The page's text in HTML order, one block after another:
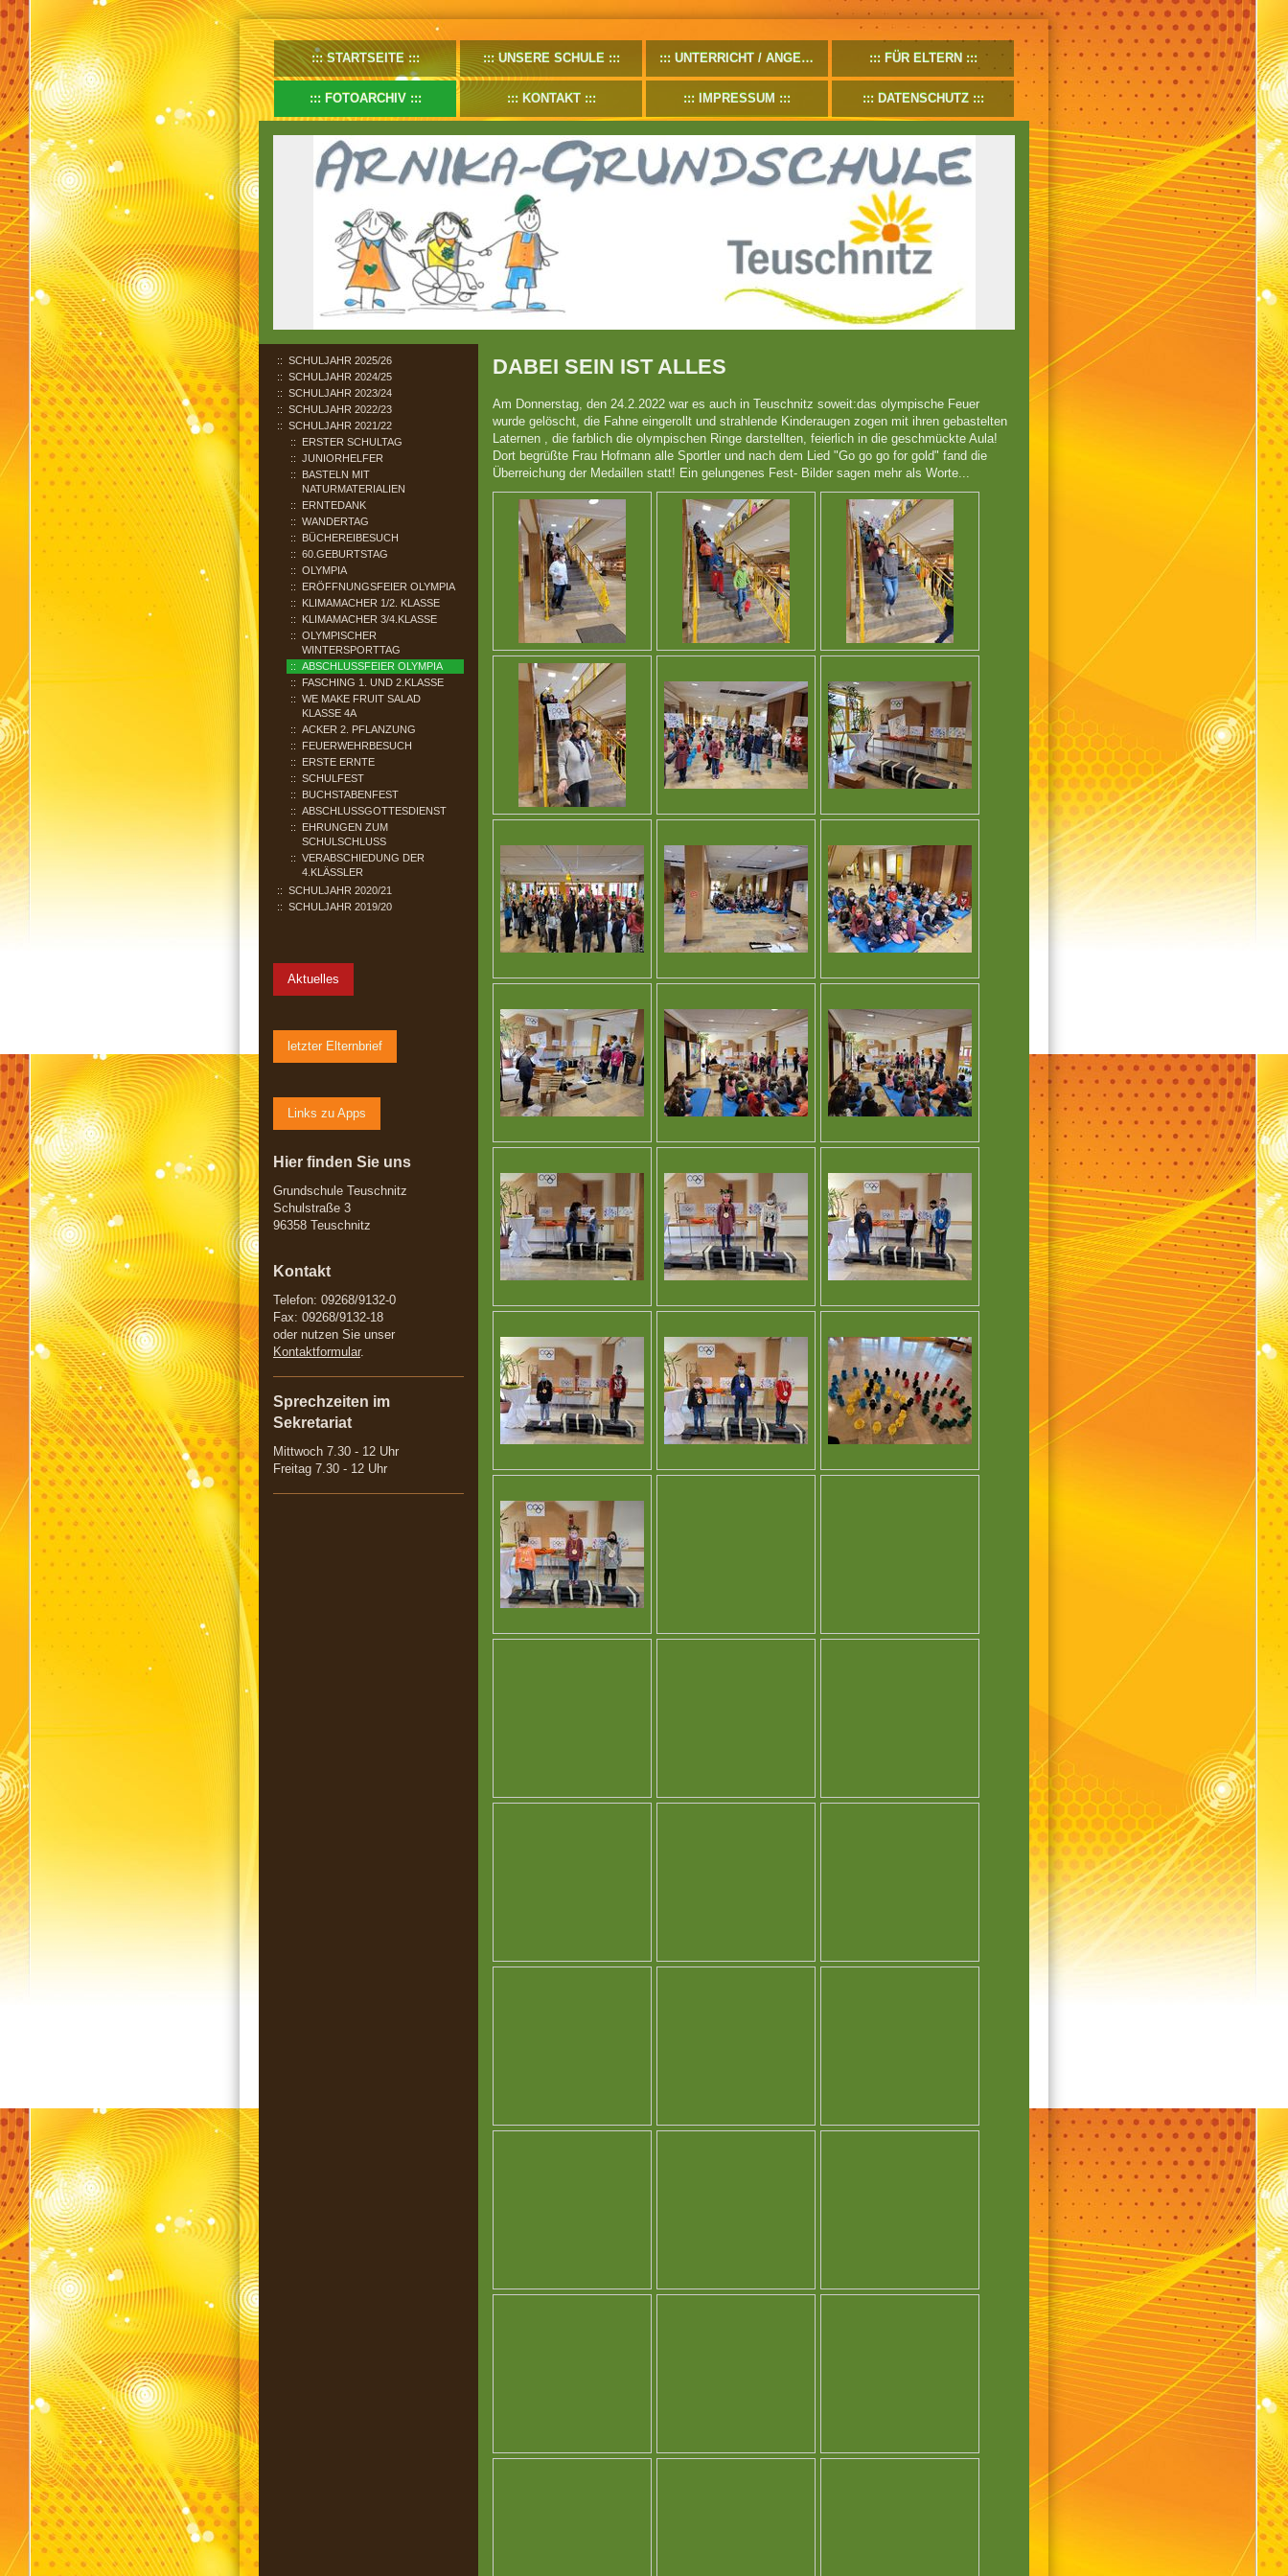
STARTSEITE UNSERE SCHULE UNTERRICHT / ANGEBOTE FÜR ELTERN
FOTOARCHIV KONTAKT IMPRESSUM DATENSCHUTZ
DABEI SEIN IST ALLES
Am Donnerstag, den 24.2.2022 war es auch in Teuschnitz soweit:das olympische Feuer
wurde gelöscht, die Fahne eingerollt und strahlende Kinderaugen zogen mit ihren gebastelten
Laternen , die farblich die olympischen Ringe darstellten, feierlich in die geschmückte Aula!
Dort begrüßte Frau Hofmann alle Sportler und nach dem Lied "Go go go for gold" fand die
Überreichung der Medaillen statt! Ein gelungenes Fest- Bilder sagen mehr als Worte...
SCHULJAHR 2025/26
SCHULJAHR 2024/25
SCHULJAHR 2023/24
SCHULJAHR 2022/23
SCHULJAHR 2021/22
ERSTER SCHULTAG
JUNIORHELFER
BASTELN MIT
NATURMATERIALIEN
ERNTEDANK
WANDERTAG
BÜCHEREIBESUCH
60.GEBURTSTAG
OLYMPIA
ERÖFFNUNGSFEIER OLYMPIA
KLIMAMACHER 1/2. KLASSE
KLIMAMACHER 3/4.KLASSE
OLYMPISCHER
WINTERSPORTTAG
ABSCHLUSSFEIER OLYMPIA
FASCHING 1. UND 2.KLASSE
WE MAKE FRUIT SALAD
KLASSE 4A
ACKER 2. PFLANZUNG
FEUERWEHRBESUCH
ERSTE ERNTE
SCHULFEST
BUCHSTABENFEST
ABSCHLUSSGOTTESDIENST
EHRUNGEN ZUM
SCHULSCHLUSS
VERABSCHIEDUNG DER
4.KLÄSSLER
SCHULJAHR 2020/21
SCHULJAHR 2019/20
Aktuelles
letzter Elternbrief
Links zu Apps
Hier finden Sie uns
Grundschule Teuschnitz
Schulstraße 3
96358 Teuschnitz
Kontakt
Telefon: 09268/9132-0
Fax: 09268/9132-18
oder nutzen Sie unser
Kontaktformular.
Sprechzeiten im
Sekretariat
Mittwoch 7.30 - 12 Uhr
Freitag 7.30 - 12 Uhr